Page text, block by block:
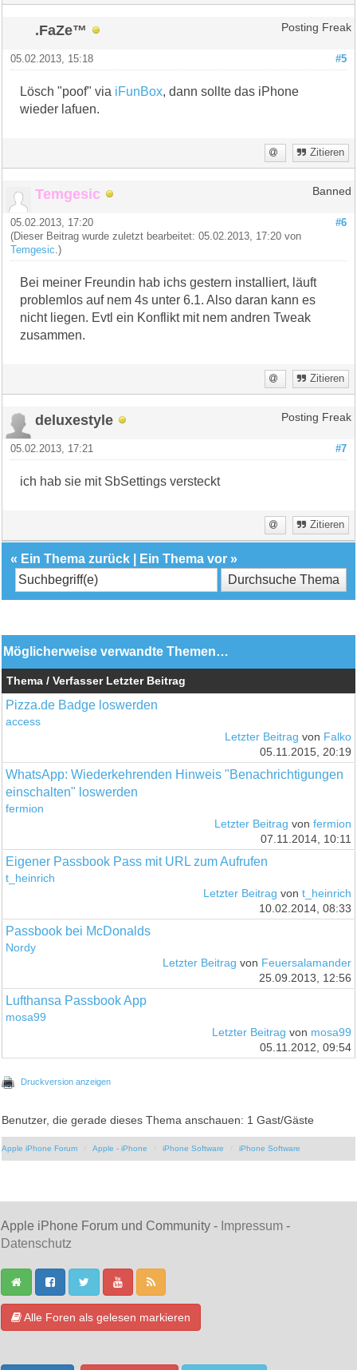
.FaZe™ Posting Freak
#5
05.02.2013, 15:18
Lösch "poof" via iFunBox, dann sollte das iPhone
wieder lafuen.
Zitieren
Temgesic Banned
#6
05.02.2013, 17:20
(Dieser Beitrag wurde zuletzt bearbeitet: 05.02.2013, 17:20 von
Temgesic .)
Bei meiner Freundin hab ichs gestern installiert, läuft
problemlos auf nem 4s unter 6.1. Also daran kann es
nicht liegen. Evtl ein Konflikt mit nem andren Tweak
zusammen.
Zitieren
deluxestyle Posting Freak
#7
05.02.2013, 17:21
ich hab sie mit SbSettings versteckt
Zitieren
« Ein Thema zurück Ein Thema vor »
Möglicherweise verwandte Themen…
Thema / Verfasser Letzter Beitrag
Pizza.de Badge loswerden
access
Letzter Beitrag von Falko
05.11.2015, 20:19
WhatsApp: Wiederkehrenden Hinweis "Benachrichtigungen
einschalten" loswerden
fermion
Letzter Beitrag von fermion
07.11.2014, 10:11
Eigener Passbook Pass mit URL zum Aufrufen
t_heinrich
Letzter Beitrag von t_heinrich
10.02.2014, 08:33
Passbook bei McDonalds
Nordy
Letzter Beitrag von Feuersalamander
25.09.2013, 12:56
Lufthansa Passbook App
mosa99
Letzter Beitrag von mosa99
05.11.2012, 09:54
Druckversion anzeigen
Benutzer, die gerade dieses Thema anschauen: 1 Gast/Gäste
Apple iPhone Forum Apple - iPhone iPhone Software iPhone Software
Apple iPhone Forum und Community - Impressum -
Datenschutz
Alle Foren als gelesen markieren